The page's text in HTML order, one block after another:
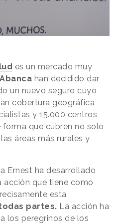
es un mercado muy
Abanca han decidido dar
un nuevo seguro cuyo
cobertura geográfica
y 15.000 centros
que cubren no solo
áreas más rurales y
Ernest ha desarrollado
acción que tiene como
esta
partes. La acción ha
los peregrinos de los